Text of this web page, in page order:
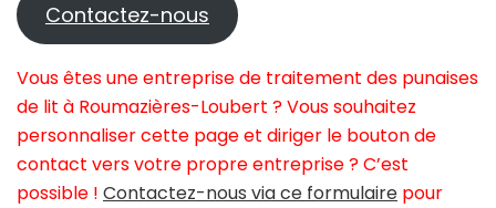
Contactez-nous
Vous êtes une entreprise de traitement des punaises
de lit à Roumazières-Loubert ? Vous souhaitez
personnaliser cette page et diriger le bouton de
contact vers votre propre entreprise ? C’est
possible ! Contactez-nous via ce formulaire pour